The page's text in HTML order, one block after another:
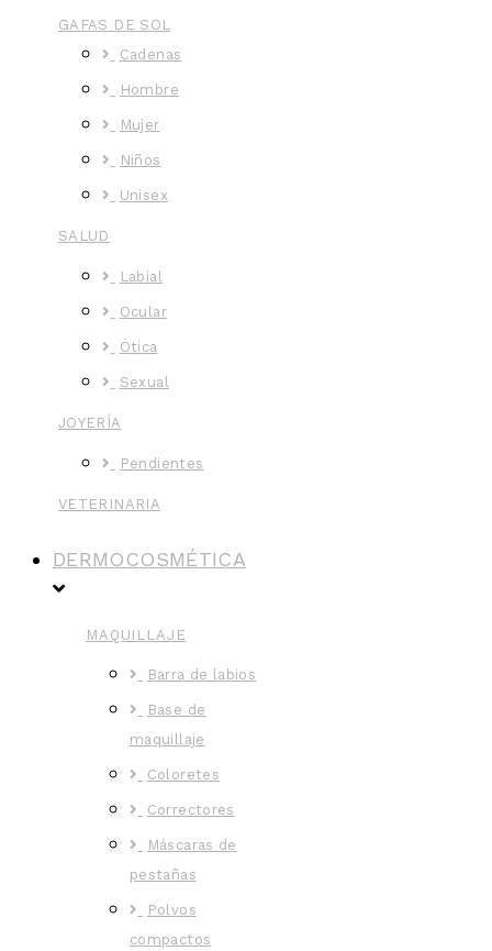
GAFAS DE SOL
Cadenas
Hombre
Mujer
Niños
Unisex
SALUD
Labial
Ocular
Ótica
Sexual
JOYERÍA
Pendientes
VETERINARIA
DERMOCOSMÉTICA
MAQUILLAJE
Barra de labios
Base de
maquillaje
Coloretes
Correctores
Máscaras de
pestañas
Polvos
compactos